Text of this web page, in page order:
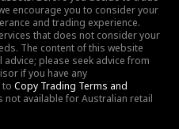
encourage you to consider your
and trading experience.
that does not consider your
The content of this website
please seek advice from
if you have any
to Copy Trading Terms and
not available for Australian retail